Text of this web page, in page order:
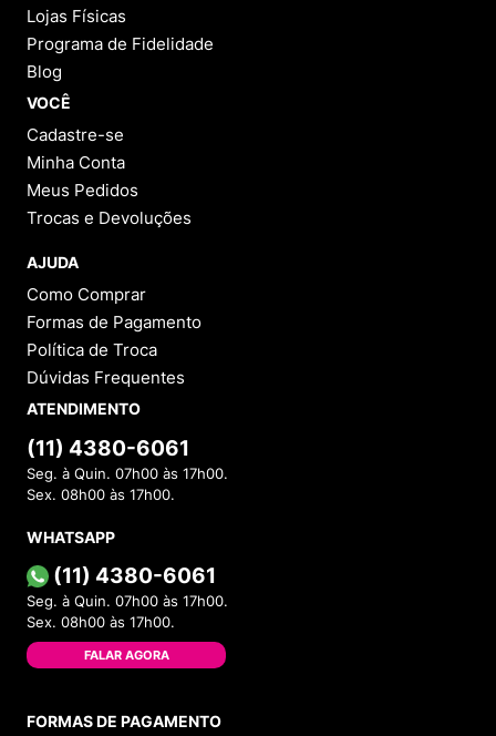
Lojas Físicas
Programa de Fidelidade
Blog
VOCÊ
Cadastre-se
Minha Conta
Meus Pedidos
Trocas e Devoluções
AJUDA
Como Comprar
Formas de Pagamento
Política de Troca
Dúvidas Frequentes
ATENDIMENTO
(11) 4380-6061
Seg. à Quin. 07h00 às 17h00.
Sex. 08h00 às 17h00.
WHATSAPP
(11) 4380-6061
Seg. à Quin. 07h00 às 17h00.
Sex. 08h00 às 17h00.
FALAR AGORA
FORMAS DE PAGAMENTO